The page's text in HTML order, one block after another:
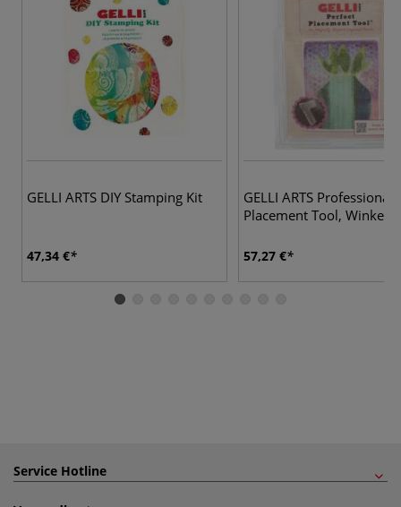
GELLI ARTS DIY Stamping Kit
47,34 €
GELLI ARTS Professional
Placement Tool, Winkel
57,27 €
Service Hotline